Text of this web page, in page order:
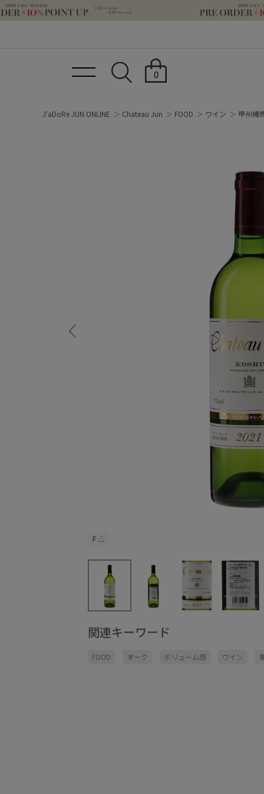
0
J'aDoRe JUN ONLINE Chateau Jun FOOD ワイン 甲州樽
F △
関連キーワード
FOOD オーク ボリューム感 ワイン